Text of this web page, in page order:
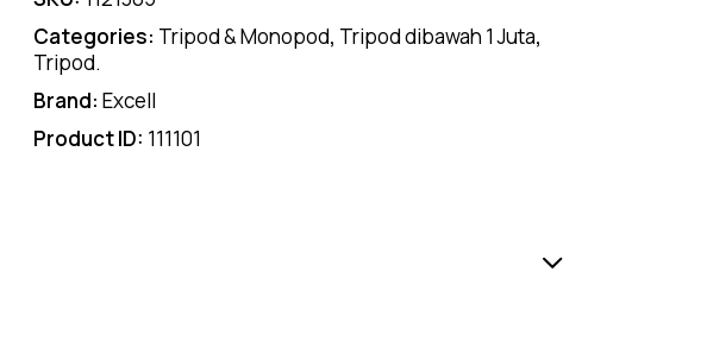
Categories: Tripod & Monopod, Tripod dibawah 1 Juta,
Tripod.
Brand: Excell
Product ID: 111101